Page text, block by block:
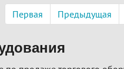
Первая Предыдущая